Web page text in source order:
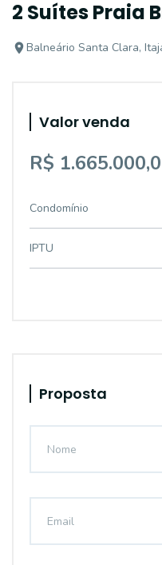
2 Suítes Praia
Balneário Santa Clara,
Valor venda
R$
Condomínio
IPTU
Proposta